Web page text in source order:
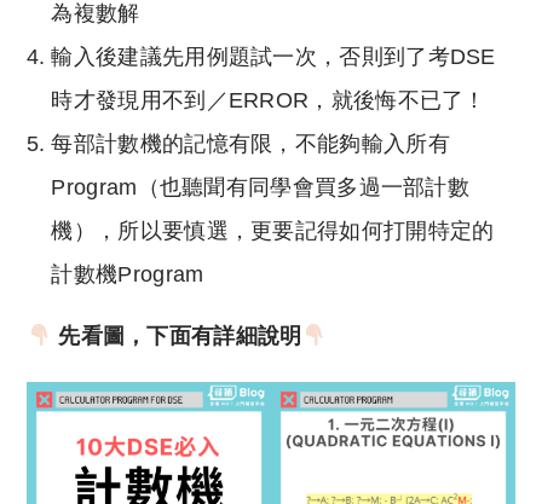
為複數解
輸入後建議先用例題試一次，否則到了考DSE
時才發現用不到／ERROR，就後悔不已了！
每部計數機的記憶有限，不能夠輸入所有
Program（也聽聞有同學會買多過一部計數
機），所以要慎選，更要記得如何打開特定的
計數機Program
先看圖，下面有詳細說明